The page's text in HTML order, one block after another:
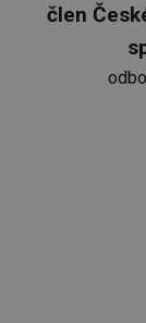
člen